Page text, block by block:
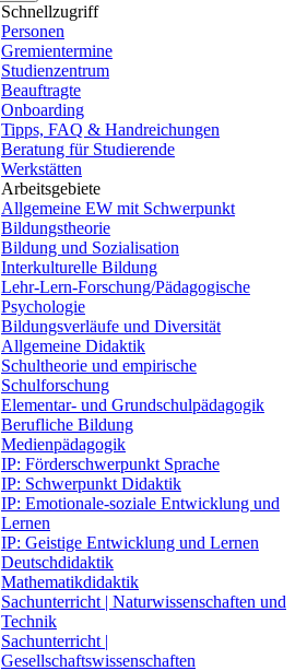
Schnellzugriff
Personen
Gremientermine
Studienzentrum
Beauftragte
Onboarding
Tipps, FAQ & Handreichungen
Beratung für Studierende
Werkstätten
Arbeitsgebiete
Allgemeine EW mit Schwerpunkt
Bildungstheorie
Bildung und Sozialisation
Interkulturelle Bildung
Lehr-Lern-Forschung/Pädagogische
Psychologie
Bildungsverläufe und Diversität
Allgemeine Didaktik
Schultheorie und empirische
Schulforschung
Elementar- und Grundschulpädagogik
Berufliche Bildung
Medienpädagogik
IP: Förderschwerpunkt Sprache
IP: Schwerpunkt Didaktik
IP: Emotionale-soziale Entwicklung und
Lernen
IP: Geistige Entwicklung und Lernen
Deutschdidaktik
Mathematikdidaktik
Sachunterricht | Naturwissenschaften und
Technik
Sachunterricht |
Gesellschaftswissenschaften